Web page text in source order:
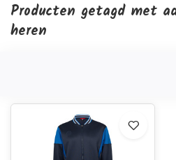
Producten getagd met
heren